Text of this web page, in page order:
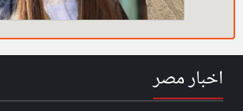
اخبار مصر